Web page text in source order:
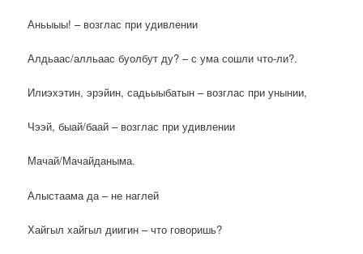
Аньыыы! – возглас при удивлении
Алдьаас/алльаас буолбут ду? – с ума сошли что-ли?.
Илиэхэтин, эрэйин, садьыыбатын – возглас при унынии,
Чээй, быай/баай – возглас при удивлении
Мачай/Мачайданыма.
Алыстаама да – не наглей
Хайгыл хайгыл диигин – что говоришь?